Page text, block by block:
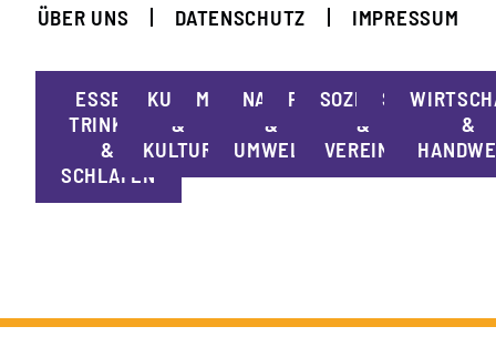
ÜBER UNS DATENSCHUTZ IMPRESSUM
ESSEN,
TRINKEN
&
SCHLAFEN
KUNST
&
KULTUR
MOBILITÄT
NATUR
&
UMWELT
POLITIK
SOZIALES
&
VEREINE
SPORT
&